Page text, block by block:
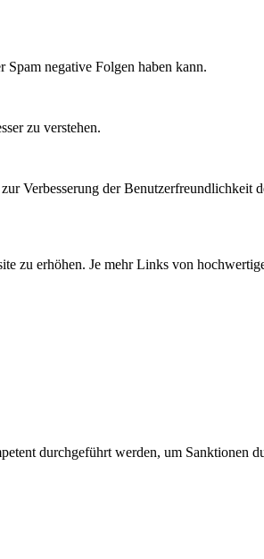
negative Folgen haben kann.
zu verstehen.
Verbesserung der Benutzerfreundlichkeit
zu erhöhen. Je mehr Links von
durchgeführt werden, um Sanktionen